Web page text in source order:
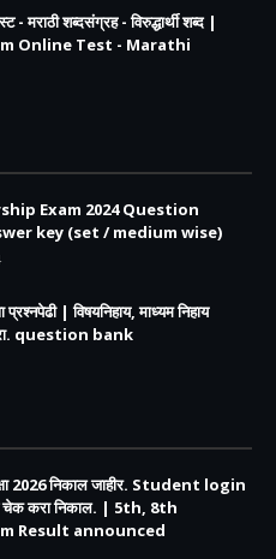
- मराठी शब्दसंग्रह - विरुद्धार्थी शब्द |
Online Test - Marathi
Exam 2024 Question
key (set / medium wise)
प्रश्नपेढी | विषयनिहाय, माध्यम निहाय
question bank
2026 निकाल जाहीर. Student login
करा निकाल. | 5th, 8th
Result announced